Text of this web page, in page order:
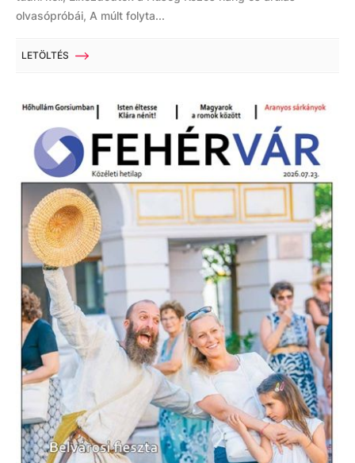
olvasópróbái, A múlt folyta...
LETÖLTÉS